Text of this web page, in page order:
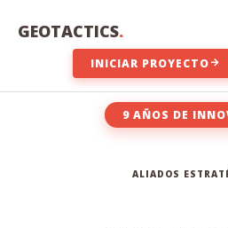
GEOTACTICS.
INICIAR PROYECTO
9 AÑOS DE
ALIADOS
compromiso con el territorio y